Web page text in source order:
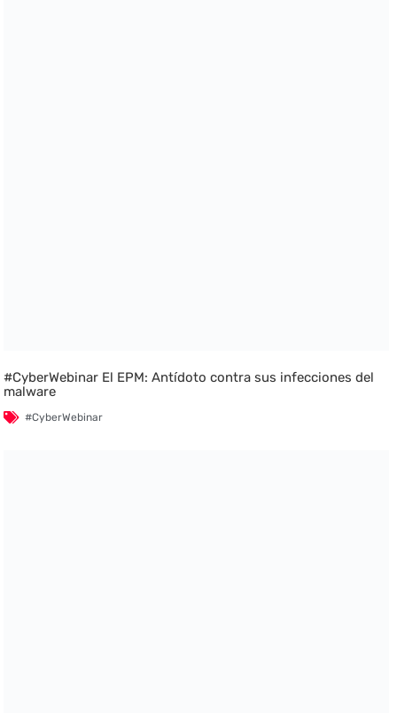
#CyberWebinar El EPM: Antídoto contra sus infecciones del
malware
#CyberWebinar